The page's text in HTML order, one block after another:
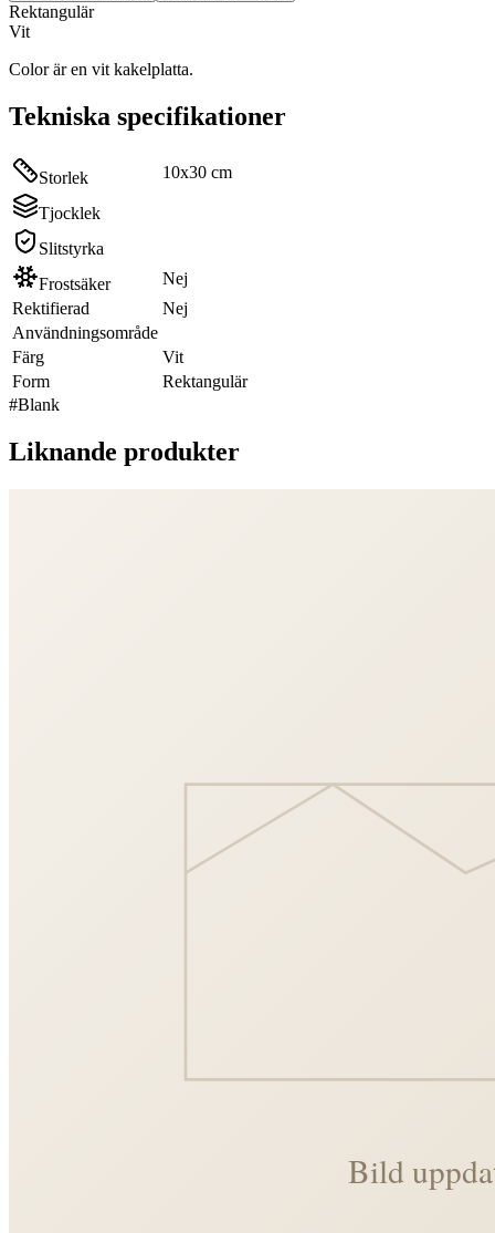
Rektangulär
Vit
Color är en vit kakelplatta.
Tekniska specifikationer
Storlek 10x30 cm
Tjocklek
Slitstyrka
Frostsäker
Nej
Rektifierad
Nej
Användningsområde
Färg
Vit
Form
Rektangulär
#Blank
Liknande produkter